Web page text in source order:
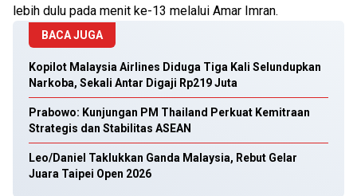
lebih dulu pada menit ke-13 melalui Amar Imran.
BACA JUGA
Kopilot Malaysia Airlines Diduga Tiga Kali Selundupkan
Narkoba, Sekali Antar Digaji Rp219 Juta
Prabowo: Kunjungan PM Thailand Perkuat Kemitraan
Strategis dan Stabilitas ASEAN
Leo/Daniel Taklukkan Ganda Malaysia, Rebut Gelar
Juara Taipei Open 2026